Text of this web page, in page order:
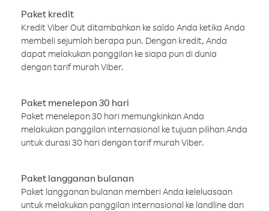
Paket kredit
Kredit Viber Out ditambahkan ke saldo Anda ketika Anda
membeli sejumlah berapa pun. Dengan kredit, Anda
dapat melakukan panggilan ke siapa pun di dunia
dengan tarif murah Viber.
Paket menelepon 30 hari
Paket menelepon 30 hari memungkinkan Anda
melakukan panggilan internasional ke tujuan pilihan Anda
untuk durasi 30 hari dengan tarif murah Viber.
Paket langganan bulanan
Paket langganan bulanan memberi Anda keleluasaan
untuk melakukan panggilan internasional ke landline dan